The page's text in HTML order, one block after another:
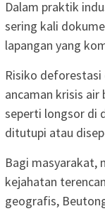
Dalam praktik
sering kali
lapangan yang
Risiko deforestasi
ancaman krisis air
seperti longsor di
ditutupi atau
Bagi masyarakat,
kejahatan
geografis,